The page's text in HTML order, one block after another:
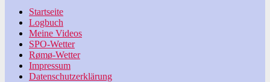
Startseite
Logbuch
Meine Videos
SPO-Wetter
Rømø-Wetter
Impressum
Datenschutzerklärung